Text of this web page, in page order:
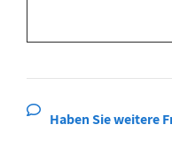
Haben Sie weitere